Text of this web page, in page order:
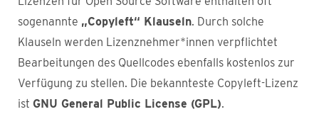
sogenannte „Copyleft“ Klauseln. Durch solche
Klauseln werden Lizenznehmer*innen verpflichtet
Bearbeitungen des Quellcodes ebenfalls kostenlos zur
Verfügung zu stellen. Die bekannteste Copyleft-Lizenz
ist GNU General Public License (GPL).